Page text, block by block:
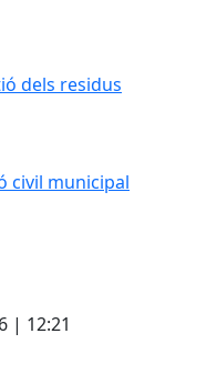
dels residus
civil municipal
| 12:21